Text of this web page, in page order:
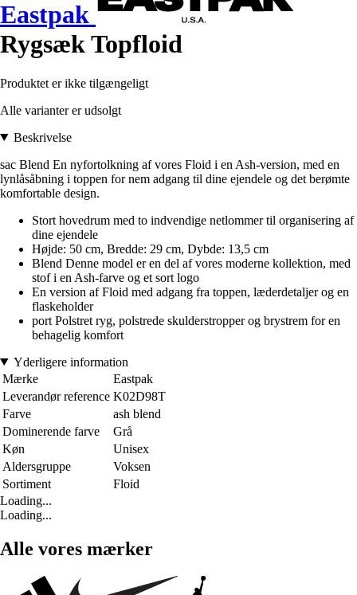
Eastpak
Rygsæk Topfloid
Produktet er ikke tilgængeligt
Alle varianter er udsolgt
Beskrivelse
sac Blend En nyfortolkning af vores Floid i en Ash-version, med en
lynlåsåbning i toppen for nem adgang til dine ejendele og det berømte
komfortable design.
Stort hovedrum med to indvendige netlommer til organisering af
dine ejendele
Højde: 50 cm, Bredde: 29 cm, Dybde: 13,5 cm
Blend Denne model er en del af vores moderne kollektion, med
stof i en Ash-farve og et sort logo
En version af Floid med adgang fra toppen, læderdetaljer og en
flaskeholder
port Polstret ryg, polstrede skulderstropper og brystrem for en
behagelig komfort
Yderligere information
Mærke
Eastpak
Leverandør reference K02D98T
Farve
ash blend
Dominerende farve
Grå
Køn
Unisex
Aldersgruppe
Voksen
Sortiment
Floid
Loading...
Loading...
Alle vores mærker